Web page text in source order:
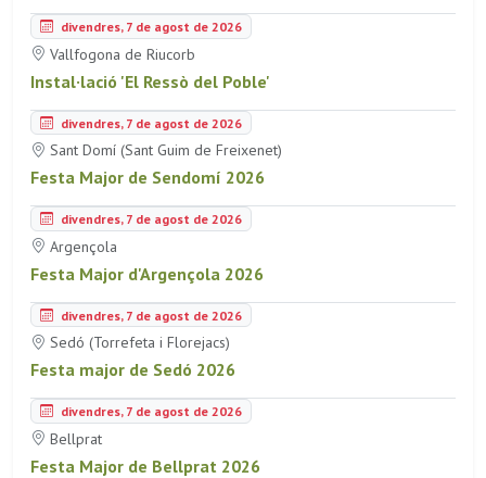
divendres, 7 de agost de 2026
Vallfogona de Riucorb
Instal·lació 'El Ressò del Poble'
divendres, 7 de agost de 2026
Sant Domí (Sant Guim de Freixenet)
Festa Major de Sendomí 2026
divendres, 7 de agost de 2026
Argençola
Festa Major d'Argençola 2026
divendres, 7 de agost de 2026
Sedó (Torrefeta i Florejacs)
Festa major de Sedó 2026
divendres, 7 de agost de 2026
Bellprat
Festa Major de Bellprat 2026